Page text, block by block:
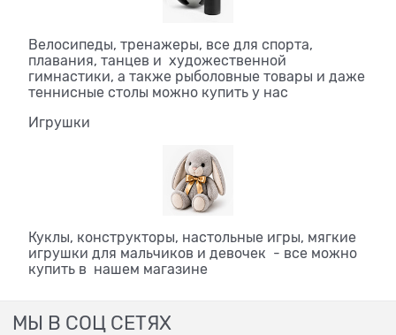
Велосипеды, тренажеры, все для спорта,
плавания, танцев и художественной
гимнастики, а также рыболовные товары и даже
теннисные столы можно купить у нас
Игрушки
Куклы, конструкторы, настольные игры, мягкие
игрушки для мальчиков и девочек - все можно
купить в нашем магазине
МЫ В СОЦ СЕТЯХ